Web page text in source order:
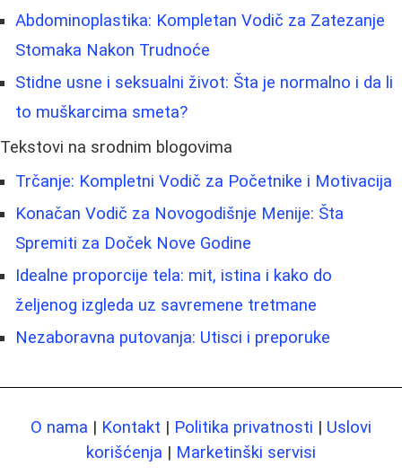
Abdominoplastika: Kompletan Vodič za Zatezanje
Stomaka Nakon Trudnoće
Stidne usne i seksualni život: Šta je normalno i da li
to muškarcima smeta?
Tekstovi na srodnim blogovima
Trčanje: Kompletni Vodič za Početnike i Motivacija
Konačan Vodič za Novogodišnje Menije: Šta
Spremiti za Doček Nove Godine
Idealne proporcije tela: mit, istina i kako do
željenog izgleda uz savremene tretmane
Nezaboravna putovanja: Utisci i preporuke
O nama | Kontakt | Politika privatnosti | Uslovi
korišćenja | Marketinški servisi